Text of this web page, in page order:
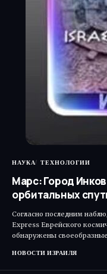
НАУКА ТЕХНОЛОГИИ
Марс: Город
орбитальных
Согласно последним
Express Еврейского
обнаружены
НОВОСТИ ИЗРАИЛЯ